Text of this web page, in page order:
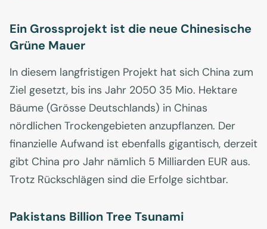
Ein Grossprojekt ist die neue Chinesische
Grüne Mauer
In diesem langfristigen Projekt hat sich China zum
Ziel gesetzt, bis ins Jahr 2050 35 Mio. Hektare
Bäume (Grösse Deutschlands) in Chinas
nördlichen Trockengebieten anzupflanzen. Der
finanzielle Aufwand ist ebenfalls gigantisch, derzeit
gibt China pro Jahr nämlich 5 Milliarden EUR aus.
Trotz Rückschlägen sind die Erfolge sichtbar.
Pakistans Billion Tree Tsunami